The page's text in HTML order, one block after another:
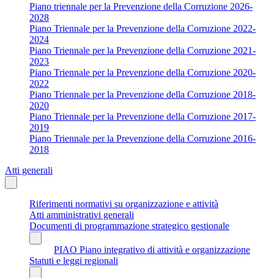
Piano triennale per la Prevenzione della Corruzione 2026-
2028
Piano Triennale per la Prevenzione della Corruzione 2022-
2024
Piano Triennale per la Prevenzione della Corruzione 2021-
2023
Piano Triennale per la Prevenzione della Corruzione 2020-
2022
Piano Triennale per la Prevenzione della Corruzione 2018-
2020
Piano Triennale per la Prevenzione della Corruzione 2017-
2019
Piano Triennale per la Prevenzione della Corruzione 2016-
2018
Atti generali
Riferimenti normativi su organizzazione e attività
Atti amministrativi generali
Documenti di programmazione strategico gestionale
PIAO Piano integrativo di attività e organizzazione
Statuti e leggi regionali